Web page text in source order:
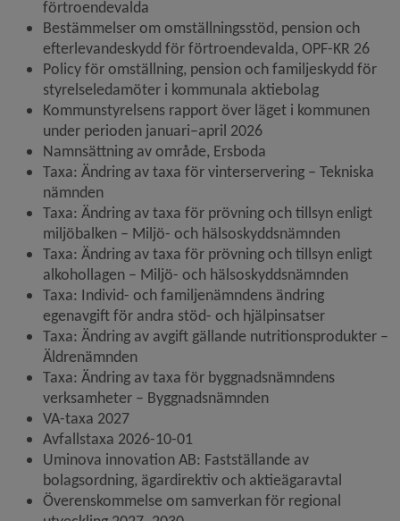
förtroendevalda
Bestämmelser om omställningsstöd, pension och
efterlevandeskydd för förtroendevalda, OPF-KR 26
Policy för omställning, pension och familjeskydd för
styrelseledamöter i kommunala aktiebolag
Kommunstyrelsens rapport över läget i kommunen
under perioden januari–april 2026
Namnsättning av område, Ersboda
Taxa: Ändring av taxa för vinterservering – Tekniska
nämnden
Taxa: Ändring av taxa för prövning och tillsyn enligt
miljöbalken – Miljö- och hälsoskyddsnämnden
Taxa: Ändring av taxa för prövning och tillsyn enligt
alkohollagen – Miljö- och hälsoskyddsnämnden
Taxa: Individ- och familjenämndens ändring
egenavgift för andra stöd- och hjälpinsatser
Taxa: Ändring av avgift gällande nutritionsprodukter –
Äldrenämnden
Taxa: Ändring av taxa för byggnadsnämndens
verksamheter – Byggnadsnämnden
VA-taxa 2027
Avfallstaxa 2026-10-01
Uminova innovation AB: Fastställande av
bolagsordning, ägardirektiv och aktieägaravtal
Överenskommelse om samverkan för regional